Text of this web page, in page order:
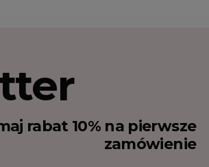
rabat 10% na pierwsze
zamówienie